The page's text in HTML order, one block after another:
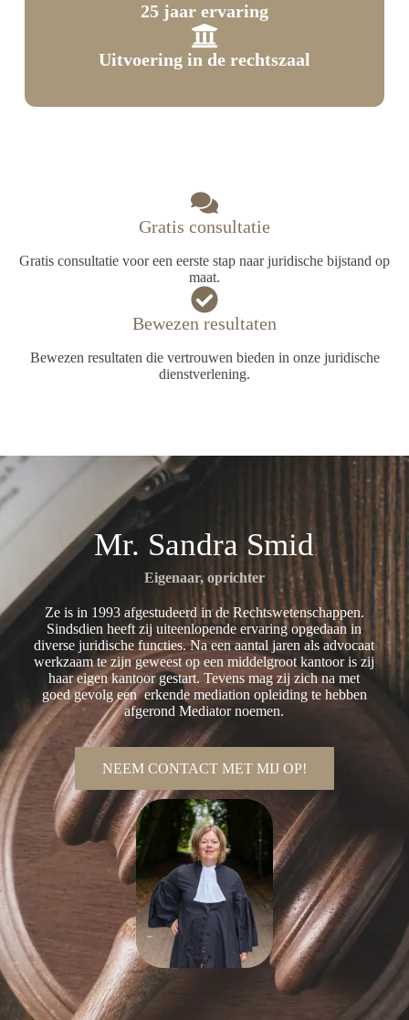
25 jaar ervaring
Uitvoering in de rechtszaal
Gratis consultatie
Gratis consultatie voor een eerste stap naar juridische bijstand op
maat.
Bewezen resultaten
Bewezen resultaten die vertrouwen bieden in onze juridische
dienstverlening.
Mr. Sandra Smid
Eigenaar, oprichter
Ze is in 1993 afgestudeerd in de Rechtswetenschappen.
Sindsdien heeft zij uiteenlopende ervaring opgedaan in
diverse juridische functies. Na een aantal jaren als advocaat
werkzaam te zijn geweest op een middelgroot kantoor is zij
haar eigen kantoor gestart. Tevens mag zij zich na met
goed gevolg een erkende mediation opleiding te hebben
afgerond Mediator noemen.
NEEM CONTACT MET MIJ OP!